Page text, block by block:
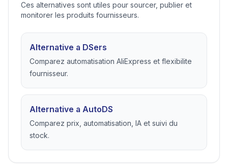
Ces alternatives sont utiles pour sourcer, publier et
monitorer les produits fournisseurs.
Alternative a DSers
Comparez automatisation AliExpress et flexibilite
fournisseur.
Alternative a AutoDS
Comparez prix, automatisation, IA et suivi du
stock.